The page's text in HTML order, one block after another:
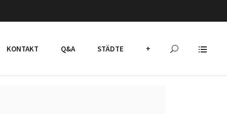
KONTAKT Q&A STÄDTE +